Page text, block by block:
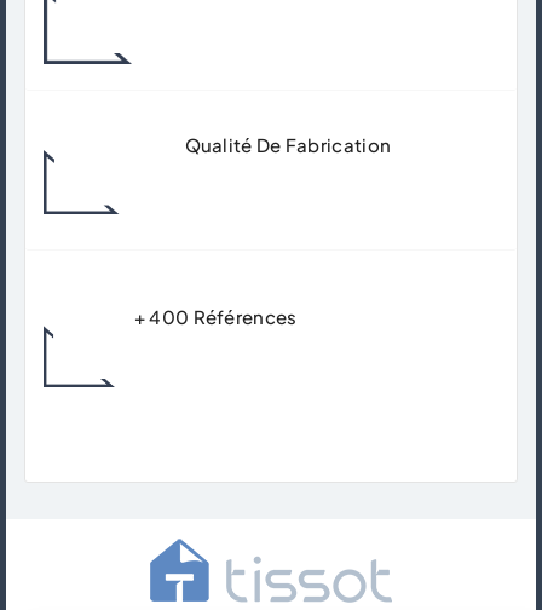
Qualité De Fabrication
+ 400 Références